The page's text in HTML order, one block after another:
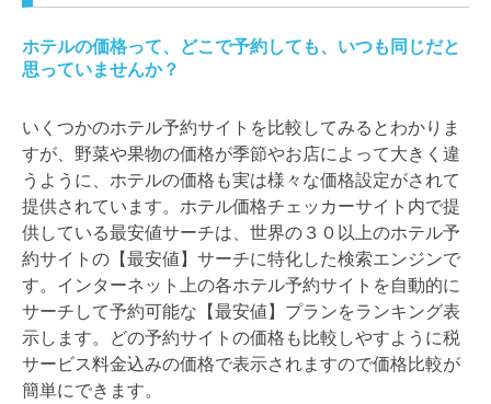
ホテルの価格って、どこで予約しても、いつも同じだと
思っていませんか？
いくつかのホテル予約サイトを比較してみるとわかりま
すが、野菜や果物の価格が季節やお店によって大きく違
うように、ホテルの価格も実は様々な価格設定がされて
提供されています。ホテル価格チェッカーサイト内で提
供している最安値サーチは、世界の３０以上のホテル予
約サイトの【最安値】サーチに特化した検索エンジンで
す。インターネット上の各ホテル予約サイトを自動的に
サーチして予約可能な【最安値】プランをランキング表
示します。どの予約サイトの価格も比較しやすように税
サービス料金込みの価格で表示されますので価格比較が
簡単にできます。